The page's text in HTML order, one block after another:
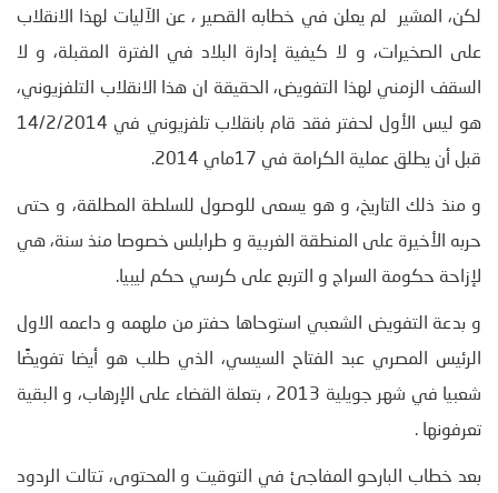
لكن، المشير لم يعلن في خطابه القصير ، عن الآليات لهذا الانقلاب
على الصخيرات، و لا كيفية إدارة البلاد في الفترة المقبلة، و لا
السقف الزمني لهذا التفويض، الحقيقة ان هذا الانقلاب التلفزيوني،
هو ليس الأول لحفتر فقد قام بانقلاب تلفزيوني في 14/2/2014
قبل أن يطلق عملية الكرامة في 17ماي 2014.
و منذ ذلك التاريخ، و هو يسعى للوصول للسلطة المطلقة، و حتى
حربه الأخيرة على المنطقة الغربية و طرابلس خصوصا منذ سنة، هي
لإزاحة حكومة السراج و التربع على كرسي حكم ليبيا.
و بدعة التفويض الشعبي استوحاها حفتر من ملهمه و داعمه الاول
الرئيس المصري عبد الفتاح السيسي، الذي طلب هو أيضا تفويضًا
شعبيا في شهر جويلية 2013 ، بتعلة القضاء على الإرهاب، و البقية
تعرفونها .
بعد خطاب البارحو المفاجئ في التوقيت و المحتوى، تتالت الردود